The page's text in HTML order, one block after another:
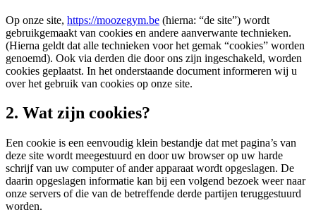
Op onze site, https://moozegym.be (hierna: “de site”) wordt
gebruikgemaakt van cookies en andere aanverwante technieken.
(Hierna geldt dat alle technieken voor het gemak “cookies” worden
genoemd). Ook via derden die door ons zijn ingeschakeld, worden
cookies geplaatst. In het onderstaande document informeren wij u
over het gebruik van cookies op onze site.
2. Wat zijn cookies?
Een cookie is een eenvoudig klein bestandje dat met pagina’s van
deze site wordt meegestuurd en door uw browser op uw harde
schrijf van uw computer of ander apparaat wordt opgeslagen. De
daarin opgeslagen informatie kan bij een volgend bezoek weer naar
onze servers of die van de betreffende derde partijen teruggestuurd
worden.